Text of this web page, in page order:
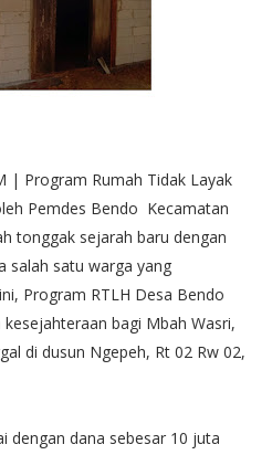
| Program Rumah Tidak Layak
Pemdes Bendo Kecamatan
tonggak sejarah baru dengan
salah satu warga yang
Program RTLH Desa Bendo
bagi Mbah Wasri,
di dusun Ngepeh, Rt 02 Rw 02,
dengan dana sebesar 10 juta